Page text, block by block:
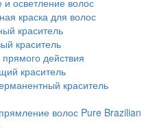
осветление волос
краска для волос
краситель
краситель
прямого действия
краситель
краситель
волос Pure Brazilian